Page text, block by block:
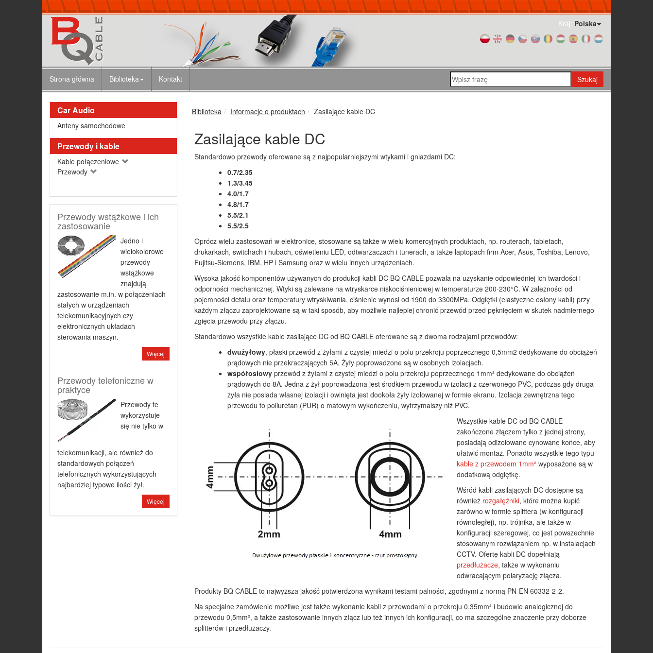
Kraj: Polska
Strona główna Biblioteka Kontakt Szukaj
Car Audio
Anteny samochodowe
Przewody i kable
Kable połączeniowe
Przewody
Przewody wstążkowe i ich
zastosowanie
Jedno i
wielokolorowe
przewody
wstążkowe
znajdują
zastosowanie m.in. w połączeniach
stałych w urządzeniach
telekomunikacyjnych czy
elektronicznych układach
sterowania maszyn.
Więcej
Przewody telefoniczne w
praktyce
Przewody te
wykorzystuje
się nie tylko w
telekomunikacji, ale również do
standardowych połączeń
telefonicznych wykorzystujących
najbardziej typowe ilości żył.
Więcej
Biblioteka Informacje o produktach Zasilające kable DC
Zasilające kable DC
Standardowo przewody oferowane są z najpopularniejszymi wtykami i gniazdami DC:
0.7/2.35
1.3/3.45
4.0/1.7
4.8/1.7
5.5/2.1
5.5/2.5
Oprócz wielu zastosowań w elektronice, stosowane są także w wielu komercyjnych produktach, np. routerach, tabletach,
drukarkach, switchach i hubach, oświetleniu LED, odtwarzaczach i tunerach, a także laptopach firm Acer, Asus, Toshiba, Lenovo,
Fujitsu-Siemens, IBM, HP i Samsung oraz w wielu innych urządzeniach.
Wysoka jakość komponentów używanych do produkcji kabli DC BQ CABLE pozwala na uzyskanie odpowiedniej ich twardości i
odporności mechanicznej. Wtyki są zalewane na wtryskarce niskociśnieniowej w temperaturze 200-230°C. W zależności od
pojemności detalu oraz temperatury wtryskiwania, ciśnienie wynosi od 1900 do 3300MPa. Odgiętki (elastyczne osłony kabli) przy
każdym złączu zaprojektowane są w taki sposób, aby możliwie najlepiej chronić przewód przed pęknięciem w skutek nadmiernego
zgięcia przewodu przy złączu.
Standardowo wszystkie kable zasilające DC od BQ CABLE oferowane są z dwoma rodzajami przewodów:
dwużyłowy, płaski przewód z żyłami z czystej miedzi o polu przekroju poprzecznego 0,5mm2 dedykowane do obciążeń
prądowych nie przekraczających 5A. Żyły poprowadzone są w osobnych izolacjach.
współosiowyprzewód z żyłami z czystej miedzi o polu przekroju poprzecznego 1mm² dedykowane do obciążeń
prądowych do 8A. Jedna z żył poprowadzona jest środkiem przewodu w izolacji z czerwonego PVC, podczas gdy druga
żyła nie posiada własnej izolacji i owinięta jest dookoła żyły izolowanej w formie ekranu. Izolacja zewnętrzna tego
przewodu to poliuretan (PUR) o matowym wykończeniu, wytrzymalszy niż PVC.
Wszystkie kable DC od BQ CABLE
zakończone złączem tylko z jednej strony,
posiadają odizolowane cynowane końce, aby
ułatwić montaż. Ponadto wszystkie tego typu
kable z przewodem 1mm²wyposażone są w
dodatkową odgiętkę.
Wśród kabli zasilających DC dostępne są
również rozgałęźniki, które można kupić
zarówno w formie splittera (w konfiguracji
równoległej), np. trójnika, ale także w
konfiguracji szeregowej, co jest powszechnie
stosowanym rozwiązaniem np. w instalacjach
CCTV. Ofertę kabli DC dopełniają
przedłużacze, także w wykonaniu
odwracającym polaryzację złącza.
Produkty BQ CABLE to najwyższa jakość potwierdzona wynikami testami palności, zgodnymi z normą PN-EN 60332-2-2.
Na specjalne zamówienie możliwe jest także wykonanie kabli z przewodami o przekroju 0,35mm² i budowie analogicznej do
przewodu 0,5mm², a także zastosowanie innych złącz lub też innych ich konfiguracji, co ma szczególne znaczenie przy doborze
splitterów i przedłużaczy.